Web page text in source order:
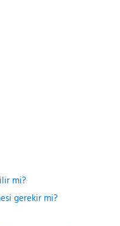
mi?
gerekir mi?